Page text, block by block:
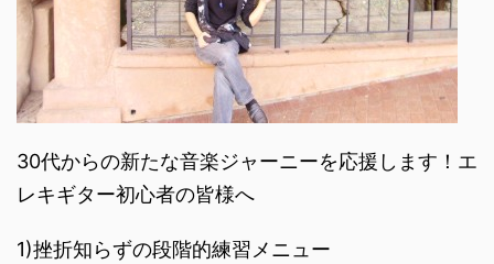
30代からの新たな音楽ジャーニーを応援します！エ
レキギター初心者の皆様へ
1)挫折知らずの段階的練習メニュー